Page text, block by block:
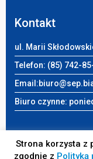
Kontakt
ul. Marii
Telefon: (85) 742-
Email:
Biuro czynne:
Strona korzysta z
zgodnie z Polityką